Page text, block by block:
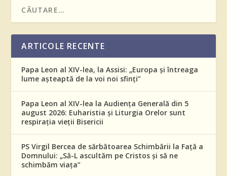
ARTICOLE RECENTE
Papa Leon al XIV-lea, la Assisi: „Europa și întreaga
lume așteaptă de la voi noi sfinți”
Papa Leon al XIV-lea la Audiența Generală din 5
august 2026: Euharistia și Liturgia Orelor sunt
respirația vieții Bisericii
PS Virgil Bercea de sărbătoarea Schimbării la Față a
Domnului: „Să-L ascultăm pe Cristos și să ne
schimbăm viața”